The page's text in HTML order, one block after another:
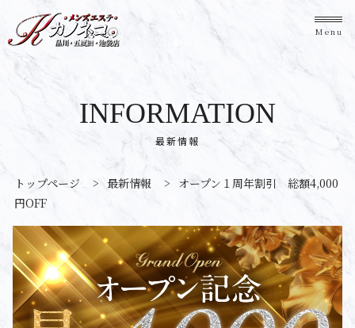
Menu
最新情報
INFORMATION
トップページ > 最新情報 > オープン１周年割引 総額4,000
円OFF